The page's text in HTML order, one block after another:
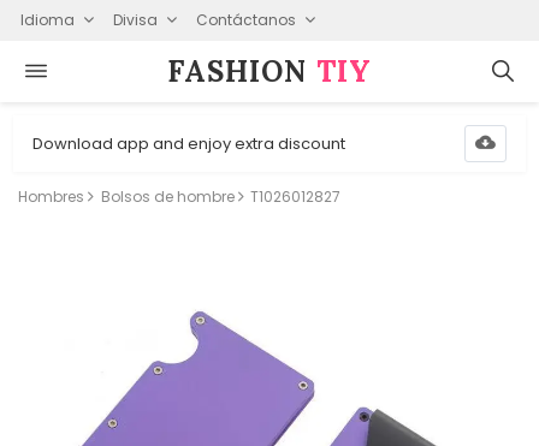
Idioma Divisa Contáctanos
FASHION⁠ TIY
Download app and enjoy extra discount
Hombres Bolsos de hombre T1026012827